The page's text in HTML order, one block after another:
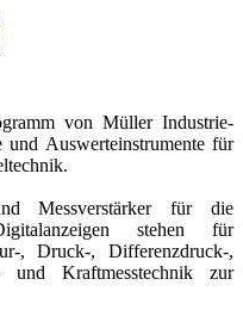
von Müller Industrie-
und Auswerteinstrumente für
Messverstärker für die
stehen für
, Druck-, Differenzdruck-,
und Kraftmesstechnik zur